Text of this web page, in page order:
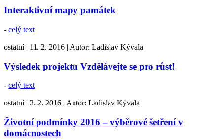
Interaktivní mapy památek
- celý text
ostatní | 11. 2. 2016 | Autor: Ladislav Kývala
Výsledek projektu Vzdělávejte se pro růst!
- celý text
ostatní | 2. 2. 2016 | Autor: Ladislav Kývala
Životní podmínky 2016 – výběrové šetření v
domácnostech